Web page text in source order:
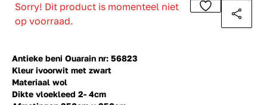
Antieke beni Ouarain nr: 56823
Kleur ivoorwit met zwart
Materiaal wol
Dikte vloekleed 2- 4cm
Sorry! Dit product is momenteel niet
op voorraad.